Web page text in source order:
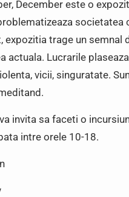
December este o
societatea
expozitia trage un
actuala. Lucrarile
vicii, singuratate.
invita sa faceti o
intre orele 10-18.